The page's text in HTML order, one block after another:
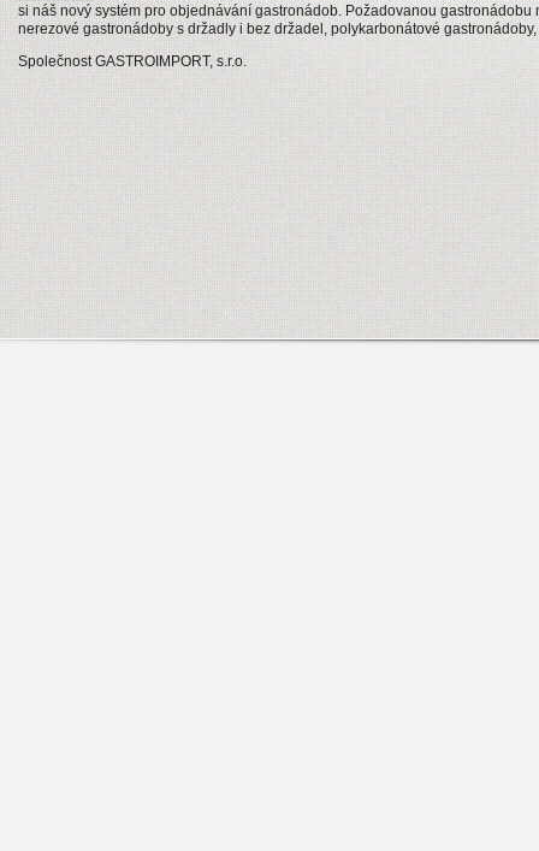
si náš nový systém pro objednávání gastronádob. Požadovanou
nerezové gastronádoby s držadly i bez držadel, polykarbonátové
Společnost GASTROIMPORT, s.r.o.